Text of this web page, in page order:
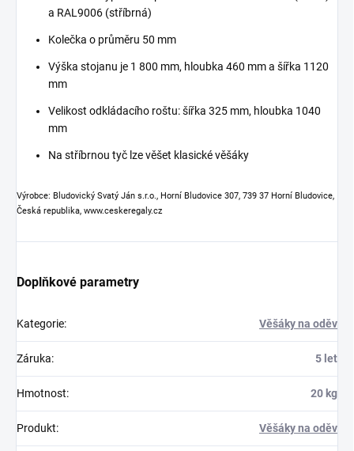
a RAL9006 (stříbrná)
Kolečka o průměru 50 mm
Výška stojanu je 1 800 mm, hloubka 460 mm a šířka 1120
mm
Velikost odkládacího roštu: šířka 325 mm, hloubka 1040
mm
Na stříbrnou tyč lze věšet klasické věšáky
Výrobce: Bludovický Svatý Ján s.r.o., Horní Bludovice 307, 739 37 Horní Bludovice,
Česká republika, www.ceskeregaly.cz
Doplňkové parametry
Kategorie: Věšáky na oděv
Záruka: 5 let
Hmotnost: 20 kg
Produkt: Věšáky na oděv